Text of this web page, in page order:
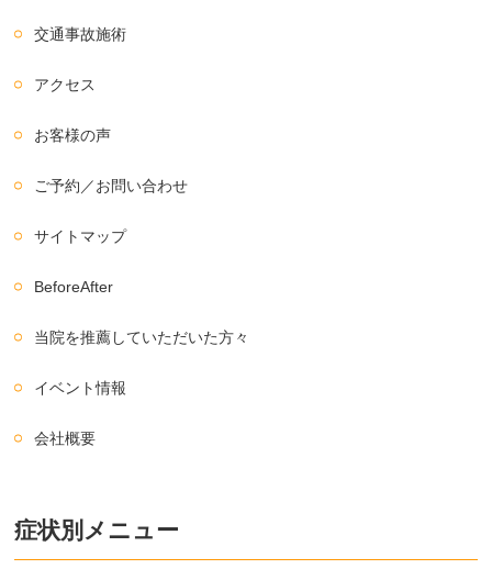
交通事故施術
アクセス
お客様の声
ご予約／お問い合わせ
サイトマップ
BeforeAfter
当院を推薦していただいた方々
イベント情報
会社概要
症状別メニュー